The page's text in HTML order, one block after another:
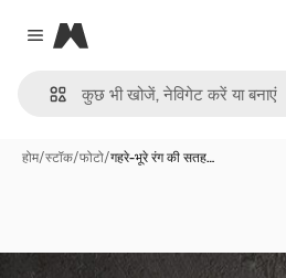
Close menu
Magnific
होम/स्टॉक/फोटो/गहरे-भूरे रंग की सतह…